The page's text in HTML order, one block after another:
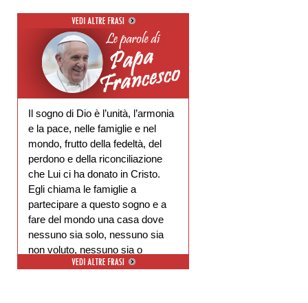
Il sogno di Dio è l’unità, l’armonia
e la pace, nelle famiglie e nel
mondo, frutto della fedeltà, del
perdono e della riconciliazione
che Lui ci ha donato in Cristo.
Egli chiama le famiglie a
partecipare a questo sogno e a
fare del mondo una casa dove
nessuno sia solo, nessuno sia
non voluto, nessuno sia o